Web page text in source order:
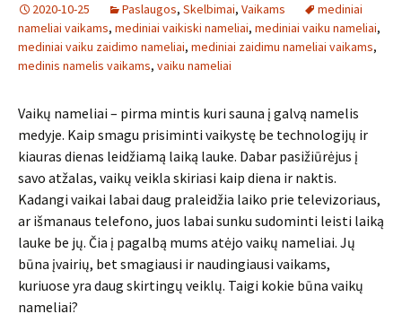
2020-10-25 Paslaugos, Skelbimai, Vaikams
mediniai
nameliai vaikams, mediniai vaikiski nameliai, mediniai vaiku nameliai,
mediniai vaiku zaidimo nameliai, mediniai zaidimu nameliai vaikams,
medinis namelis vaikams, vaiku nameliai
Vaikų nameliai – pirma mintis kuri sauna į galvą namelis
medyje. Kaip smagu prisiminti vaikystę be technologijų ir
kiauras dienas leidžiamą laiką lauke. Dabar pasižiūrėjus į
savo atžalas, vaikų veikla skiriasi kaip diena ir naktis.
Kadangi vaikai labai daug praleidžia laiko prie televizoriaus,
ar išmanaus telefono, juos labai sunku sudominti leisti laiką
lauke be jų. Čia į pagalbą mums atėjo vaikų nameliai. Jų
būna įvairių, bet smagiausi ir naudingiausi vaikams,
kuriuose yra daug skirtingų veiklų. Taigi kokie būna vaikų
nameliai?